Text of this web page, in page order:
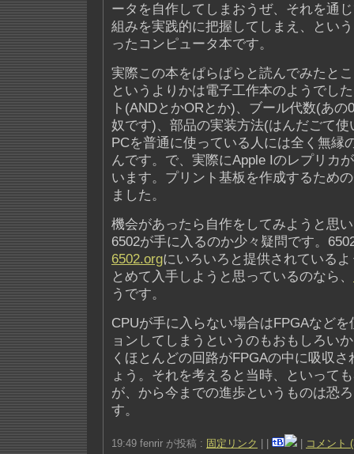
ータを自作してしまおうぜ、それを通
組みを実践的に把握してしまえ、とい
ったコンピュータ本です。
実際この本をぱらぱらと読んでみたと
というよりかは電子工作本のようでし
ト(ANDとかORとか)、ブール代数(あ
奴です)、部品の実装方法(はんだごて
PCを普通に使っている人には全く無縁
んです。で、実際にApple Iのレプリカ
います。プリント基板を作成するため
ました。
機会があったら自作をしてみようと思
6502が手に入るのか少々疑問です。
6502.orgにいろいろと提供されている
とめて入手しようと思っているのなら、
うです。
CPUが手に入らない場合はFPGAなど
ョンしてしまうというのもおもしろい
くほとんどの回路がFPGAの中に吸収
ょう。それを考えると当時、といって
が、から今までの進歩というものは恐
す。
19:49 fenrir が投稿 : 固定リンク
コメント